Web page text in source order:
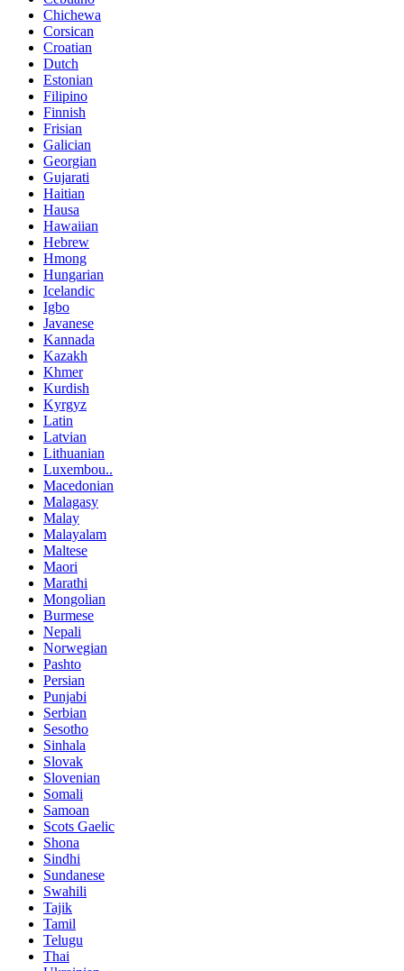
Chichewa
Corsican
Croatian
Dutch
Estonian
Filipino
Finnish
Frisian
Galician
Georgian
Gujarati
Haitian
Hausa
Hawaiian
Hebrew
Hmong
Hungarian
Icelandic
Igbo
Javanese
Kannada
Kazakh
Khmer
Kurdish
Kyrgyz
Latin
Latvian
Lithuanian
Luxembou..
Macedonian
Malagasy
Malay
Malayalam
Maltese
Maori
Marathi
Mongolian
Burmese
Nepali
Norwegian
Pashto
Persian
Punjabi
Serbian
Sesotho
Sinhala
Slovak
Slovenian
Somali
Samoan
Scots Gaelic
Shona
Sindhi
Sundanese
Swahili
Tajik
Tamil
Telugu
Thai